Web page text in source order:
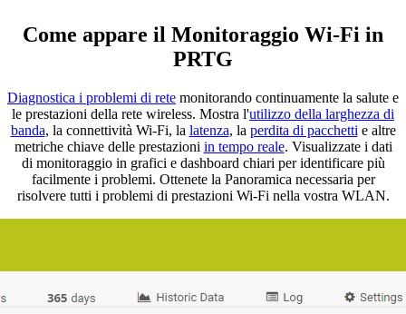
Come appare il Monitoraggio Wi-Fi in
PRTG
Diagnostica i problemi di rete monitorando continuamente la salute e
le prestazioni della rete wireless. Mostra l'utilizzo della larghezza di
banda, la connettività Wi-Fi, la latenza, la perdita di pacchetti e altre
metriche chiave delle prestazioni in tempo reale. Visualizzate i dati
di monitoraggio in grafici e dashboard chiari per identificare più
facilmente i problemi. Ottenete la Panoramica necessaria per
risolvere tutti i problemi di prestazioni Wi-Fi nella vostra WLAN.